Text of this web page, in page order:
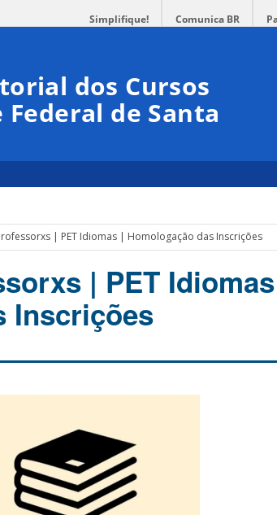
Simplifique! Comunica BR
dos Cursos
de Santa
| PET Idiomas | Homologação das Inscrições
| PET
Inscrições